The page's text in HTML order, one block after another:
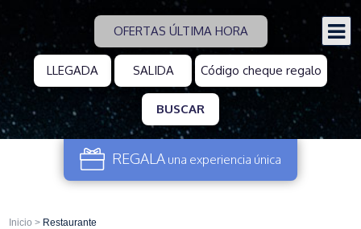
OFERTAS ÚLTIMA HORA
BUSCAR
REGALA una experiencia única
Inicio > Restaurante